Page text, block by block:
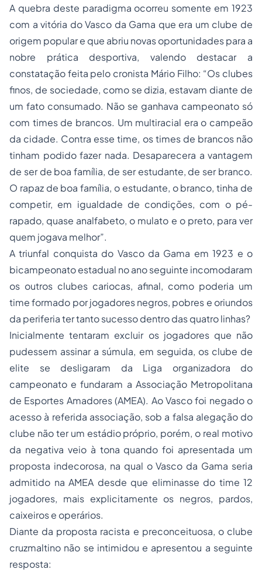
A quebra deste paradigma ocorreu somente em 1923
com a vitória do Vasco da Gama que era um clube de
origem popular e que abriu novas oportunidades para a
nobre prática desportiva, valendo destacar a
constatação feita pelo cronista Mário Filho: “Os clubes
finos, de sociedade, como se dizia, estavam diante de
um fato consumado. Não se ganhava campeonato só
com times de brancos. Um multiracial era o campeão
da cidade. Contra esse time, os times de brancos não
tinham podido fazer nada. Desaparecera a vantagem
de ser de boa família, de ser estudante, de ser branco.
O rapaz de boa família, o estudante, o branco, tinha de
competir, em igualdade de condições, com o pé-
rapado, quase analfabeto, o mulato e o preto, para ver
quem jogava melhor”.
A triunfal conquista do Vasco da Gama em 1923 e o
bicampeonato estadual no ano seguinte incomodaram
os outros clubes cariocas, afinal, como poderia um
time formado por jogadores negros, pobres e oriundos
da periferia ter tanto sucesso dentro das quatro linhas?
Inicialmente tentaram excluir os jogadores que não
pudessem assinar a súmula, em seguida, os clube de
elite se desligaram da Liga organizadora do
campeonato e fundaram a Associação Metropolitana
de Esportes Amadores (AMEA). Ao Vasco foi negado o
acesso à referida associação, sob a falsa alegação do
clube não ter um estádio próprio, porém, o real motivo
da negativa veio à tona quando foi apresentada um
proposta indecorosa, na qual o Vasco da Gama seria
admitido na AMEA desde que eliminasse do time 12
jogadores, mais explicitamente os negros, pardos,
caixeiros e operários.
Diante da proposta racista e preconceituosa, o clube
cruzmaltino não se intimidou e apresentou a seguinte
resposta: